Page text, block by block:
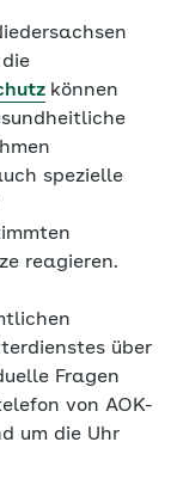
können
spezielle
reagieren.
über
Fragen
von AOK-
um die Uhr